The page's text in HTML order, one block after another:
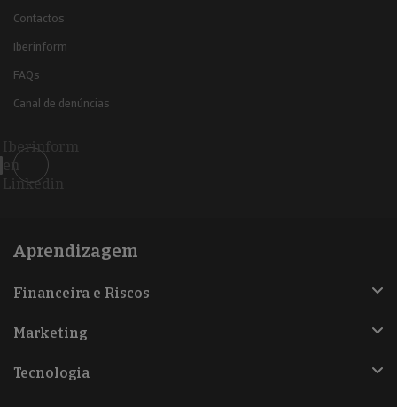
Contactos
Iberinform
FAQs
Canal de denúncias
Iberinform
en
Linkedin
Aprendizagem
Financeira e Riscos
Marketing
Tecnologia